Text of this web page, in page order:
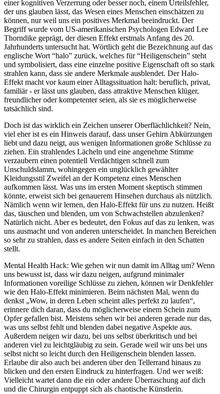
einer kognitiven Verzerrung oder besser noch, einem Urteilsfehler,
der uns glauben lässt, das Wesen eines Menschen einschätzen zu
können, nur weil uns ein positives Merkmal beeindruckt. Der
Begriff wurde vom US-amerikanischen Psychologen Edward Lee
Thorndike geprägt, der diesen Effekt erstmals Anfang des 20.
Jahrhunderts untersucht hat. Wörtlich geht die Bezeichnung auf das
englische Wort “halo” zurück, welches für “Heiligenschein” steht
und symbolisiert, dass eine einzelne positive Eigenschaft oft so stark
strahlen kann, dass sie andere Merkmale ausblendet. Der Halo-
Effekt macht vor kaum einer Alltagssituation halt: beruflich, privat,
familiär - er lässt uns glauben, dass attraktive Menschen klüger,
freundlicher oder kompetenter seien, als sie es möglicherweise
tatsächlich sind.
Doch ist das wirklich ein Zeichen unserer Oberflächlichkeit? Nein,
viel eher ist es ein Hinweis darauf, dass unser Gehirn Abkürzungen
liebt und dazu neigt, aus wenigen Informationen große Schlüsse zu
ziehen. Ein strahlendes Lächeln und eine angenehme Stimme
verzaubern einen potentiell Verdächtigen schnell zum
Unschuldslamm, wohingegen ein unglücklich gewählter
Kleidungsstil Zweifel an der Kompetenz eines Menschen
aufkommen lässt. Was uns im ersten Moment skeptisch stimmen
könnte, erweist sich bei genauerem Hinsehen durchaus als nützlich.
Nämlich wenn wir lernen, den Halo-Effekt für uns zu nutzen. Heißt
das, täuschen und blenden, um von Schwachstellen abzulenken?
Natürlich nicht. Aber es bedeutet, den Fokus auf das zu lenken, was
uns ausmacht und von anderen unterscheidet. In manchen Bereichen
so sehr zu strahlen, dass es andere Seiten einfach in den Schatten
stellt.
Mental Health Hack: Wie gehen wir nun damit im Alltag um? Wenn
uns bewusst ist, dass wir dazu neigen, aufgrund minimaler
Informationen voreilige Schlüsse zu ziehen, können wir Denkfehler
wie den Halo-Effekt minimieren. Beim nächsten Mal, wenn du
denkst „Wow, in deren Leben scheint alles perfekt zu laufen“,
erinnere dich daran, dass du möglicherweise einem Schein zum
Opfer gefallen bist. Meistens sehen wir bei anderen gerade nur das,
was uns selbst fehlt und blenden dabei negative Aspekte aus.
Außerdem neigen wir dazu, bei uns selbst überkritisch und bei
anderen viel zu leichtgläubig zu sein. Gerade weil wir uns bei uns
selbst nicht so leicht durch den Heiligenschein blenden lassen.
Erlaube dir also auch bei anderen über den Tellerrand hinaus zu
blicken und den ersten Eindruck zu hinterfragen. Und wer weiß:
Vielleicht wartet dann die ein oder andere Überraschung auf dich
und die Chirurgin entpuppt sich als chaotische Künstlerin.